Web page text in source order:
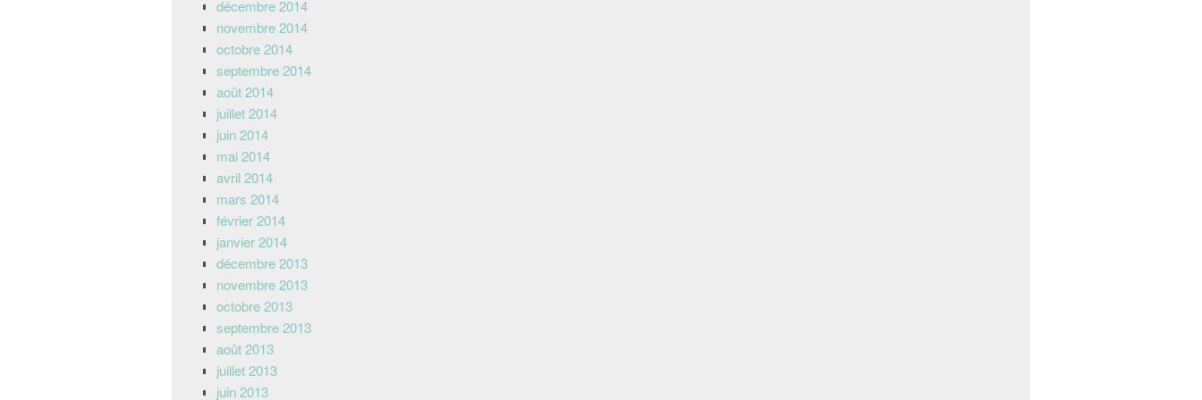
décembre 2014
novembre 2014
octobre 2014
septembre 2014
août 2014
juillet 2014
juin 2014
mai 2014
avril 2014
mars 2014
février 2014
janvier 2014
décembre 2013
novembre 2013
octobre 2013
septembre 2013
août 2013
juillet 2013
juin 2013